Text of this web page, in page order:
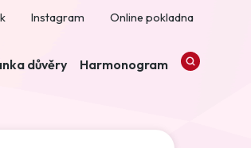
Instagram Online pokladna
důvěry Harmonogram